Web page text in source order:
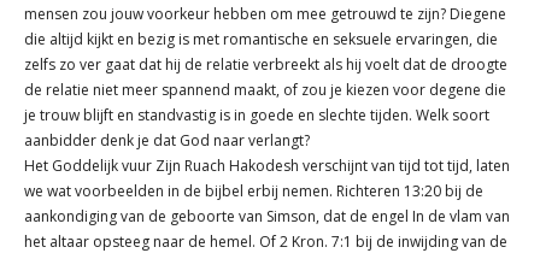
mensen zou jouw voorkeur hebben om mee getrouwd te zijn? Diegene
die altijd kijkt en bezig is met romantische en seksuele ervaringen, die
zelfs zo ver gaat dat hij de relatie verbreekt als hij voelt dat de droogte
de relatie niet meer spannend maakt, of zou je kiezen voor degene die
je trouw blijft en standvastig is in goede en slechte tijden. Welk soort
aanbidder denk je dat God naar verlangt?
Het Goddelijk vuur Zijn Ruach Hakodesh verschijnt van tijd tot tijd, laten
we wat voorbeelden in de bijbel erbij nemen. Richteren 13:20 bij de
aankondiging van de geboorte van Simson, dat de engel In de vlam van
het altaar opsteeg naar de hemel. Of 2 Kron. 7:1 bij de inwijding van de